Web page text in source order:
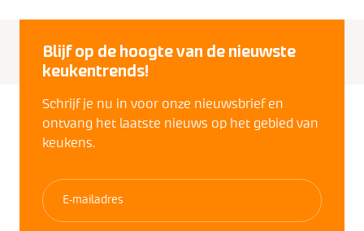
Blijf op de hoogte van de nieuwste
keukentrends!
Schrijf je nu in voor onze nieuwsbrief en
ontvang het laatste nieuws op het gebied van
keukens.